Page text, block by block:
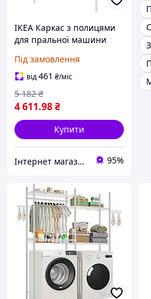
IKEA Каркас з полицями
для пральної машини
Під замовлення
від461 ₴/міс
4 611.98₴
5 182 ₴
Купити
Інтернет магазин - Маркет 95%